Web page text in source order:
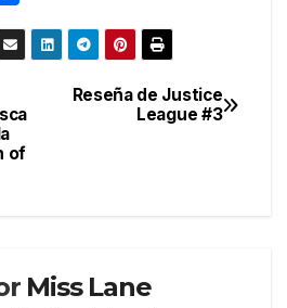
o
m
ar
tir
Reseña de Justice
League #3
of
Miss Lane